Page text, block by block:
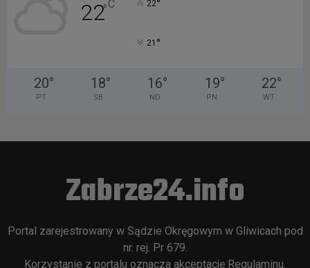
22°C 22°
21 °
20°
PT
18°
SB
16°
ND
19°
PN
22°
WT
Zabrze24.info
Portal zarejestrowany w Sądzie Okręgowym w Gliwicach pod
nr. rej. Pr 679.
Korzystanie z portalu oznacza akceptację Regulaminu